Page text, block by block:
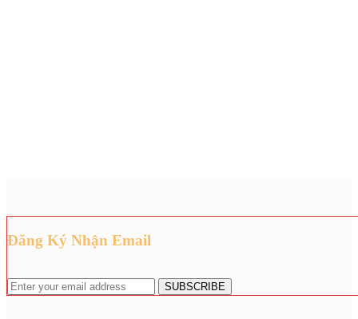
Đăng Ký Nhận Email